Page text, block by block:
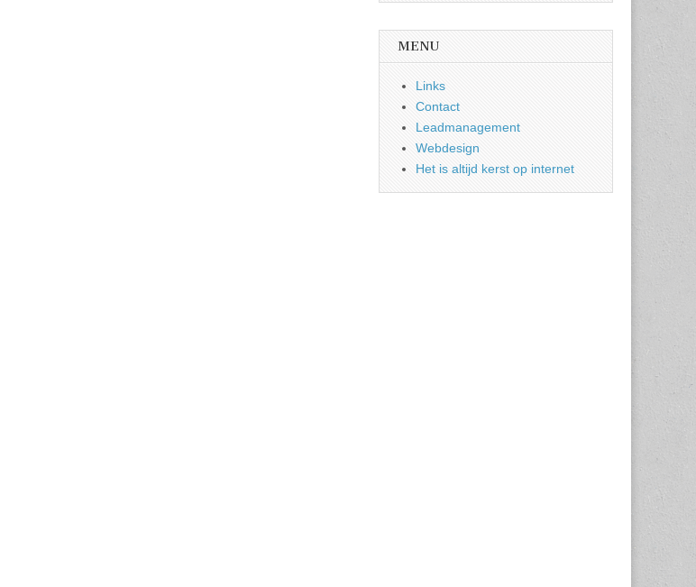
MENU
Links
Contact
Leadmanagement
Webdesign
Het is altijd kerst op internet